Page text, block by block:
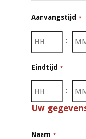
slash
Aanvangstijd *
:
Eindtijd *
:
Uw
Naam *